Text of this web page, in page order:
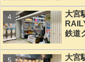
大宮
鉄道
大宮